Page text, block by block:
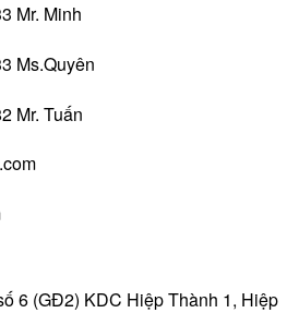
Mr. Minh
Ms.Quyên
Mr. Tuấn
6 (GĐ2) KDC Hiệp Thành 1, Hiệp